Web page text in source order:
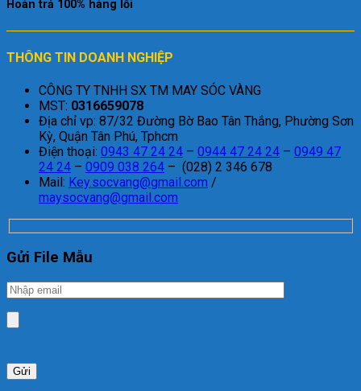
Hoàn trả 100% hàng lỗi
THÔNG TIN DOANH NGHIỆP
CÔNG TY TNHH SX TM MAY SÓC VÀNG
MST: 0316659078
Địa chỉ vp: 87/32 Đường Bờ Bao Tân Thắng, Phường Sơn
Kỳ, Quận Tân Phú, Tphcm
Điện thoại: 0943 47 24 24 – 0944 47 24 24 – 0949 47
24 24 – 0909 038 264 – (028) 2 346 678
Mail: Key.socvang@gmail.com /
maysocvang@gmail.com
Gửi File Mẫu